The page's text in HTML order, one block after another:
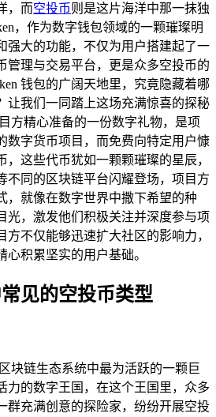
，而空投币则是这片海洋中那一抹独
，作为数字钱包领域的一颗璀璨明
强大的功能，不仅为用户搭建起了一
管理与交易平台，更是众多空投币的
钱包的广阔天地里，究竟隐藏着哪
让我们一同踏上这场充满惊喜的探秘
方精心准备的一份数字礼物，是项
数字货币项目，而免费向特定用户慷
这些代币犹如一颗颗璀璨的星辰，
不同的区块链平台闪耀登场，项目方
，就像在数字世界中撒下希望的种
光，激发他们积极关注并深度参与项
方不仅能够迅速扩大社区的影响力，
积累坚实的用户基础。
见的空投币类型
块链生态系统中最为活跃的一颗巨
力的数字王国，在这个王国里，众多
群充满创意的探险家，纷纷开展空投